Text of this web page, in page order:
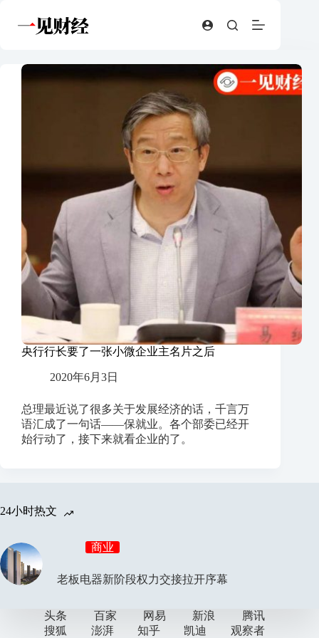
央行行长要了一张小微企业主名片之后
2020年6月3日
总理最近说了很多关于发展经济的话，千言万
语汇成了一句话——保就业。各个部委已经开
始行动了，接下来就看企业的了。
24小时热文
商业
老板电器新阶段权力交接拉开序幕
头条 百家 网易 新浪
腾讯
搜狐
澎湃 知乎 凯迪 观察者